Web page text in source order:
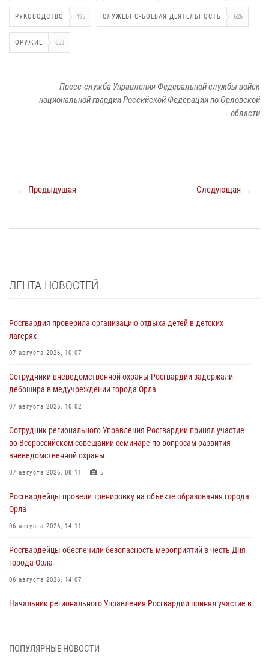
РУКОВОДСТВО 495 СЛУЖЕБНО-БОЕВАЯ ДЕЯТЕЛЬНОСТЬ 626
ОРУЖИЕ 653
Пресс-служба Управления Федеральной службы войск
национальной гвардии Российской Федерации по Орловской
области
← Предыдущая Следующая →
ЛЕНТА НОВОСТЕЙ
Росгвардия проверила организацию отдыха детей в детских
лагерях
07 августа 2026, 10:07
Сотрудники вневедомственной охраны Росгвардии задержали
дебошира в медучреждении города Орла
07 августа 2026, 10:02
Сотрудник регионального Управления Росгвардии принял участие
во Всероссийском совещании-семинаре по вопросам развития
вневедомственной охраны
07 августа 2026, 08:11 5
Росгвардейцы провели тренировку на объекте образования города
Орла
06 августа 2026, 14:11
Росгвардейцы обеспечили безопасность мероприятий в честь Дня
города Орла
06 августа 2026, 14:07
Начальник регионального Управления Росгвардии принял участие в
ПОПУЛЯРНЫЕ НОВОСТИ